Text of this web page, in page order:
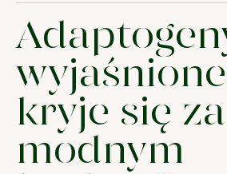
kryje się
modnym